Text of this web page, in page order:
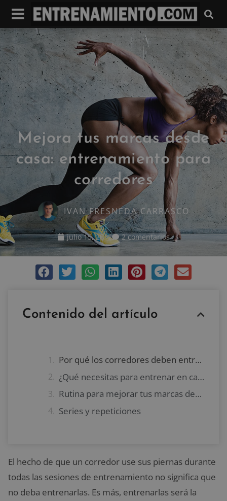
Mejora tus marcas desde
casa: entrenamiento para
corredores
IVAN FRESNEDA CARRASCO
julio 15, 2012 2 comentarios
Contenido del artículo
Por qué los corredores deben entrenar
¿Qué necesitas para entrenar en casa?
Rutina para mejorar tus marcas desde casa
Series y repeticiones
El hecho de que un corredor use sus piernas durante
todas las sesiones de entrenamiento no significa que
no deba entrenarlas. Es más, entrenarlas será la